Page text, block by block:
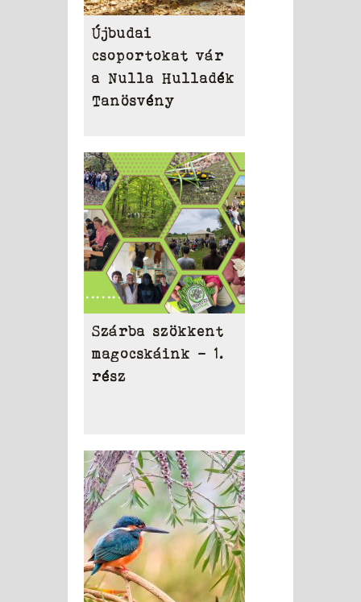
Újbudai
csoportokat vár
a Nulla Hulladék
Tanösvény
Szárba szökkent
magocskáink – 1.
rész